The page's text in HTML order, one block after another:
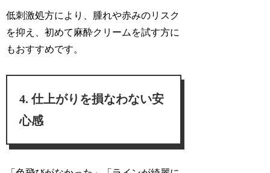
低刺激処方により、腫れや赤みのリスク
を抑え、初めて麻酔クリームを試す方に
もおすすめです。
仕上がりを損なわない安
心感